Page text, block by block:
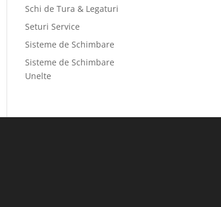
Schi de Tura & Legaturi
Seturi Service
Sisteme de Schimbare
Sisteme de Schimbare
Unelte